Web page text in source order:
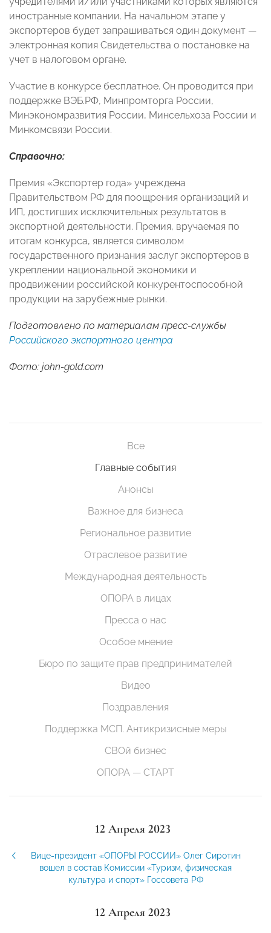
иностранные компании. На начальном этапе у
экспортеров будет запрашиваться один документ —
электронная копия Свидетельства о постановке на
учет в налоговом органе.
Участие в конкурсе бесплатное. Он проводится при
поддержке ВЭБ.РФ, Минпромторга России,
Минэкономразвития России, Минсельхоза России и
Минкомсвязи России.
Справочно:
Премия «Экспортер года» учреждена
Правительством РФ для поощрения организаций и
ИП, достигших исключительных результатов в
экспортной деятельности. Премия, вручаемая по
итогам конкурса, является символом
государственного признания заслуг экспортеров в
укреплении национальной экономики и
продвижении российской конкурентоспособной
продукции на зарубежные рынки.
Подготовлено по материалам пресс-службы
Российского экспортного центра
Фото: john-gold.com
Все
Главные события
Анонсы
Важное для бизнеса
Региональное развитие
Отраслевое развитие
Международная деятельность
ОПОРА в лицах
Пресса о нас
Особое мнение
Бюро по защите прав предпринимателей
Видео
Поздравления
Поддержка МСП. Антикризисные меры
СВОй бизнес
ОПОРА — СТАРТ
12 Апреля 2023
Вице-президент «ОПОРЫ РОССИИ» Олег Сиротин
вошел в состав Комиссии «Туризм, физическая
культура и спорт» Госсовета РФ
12 Апреля 2023